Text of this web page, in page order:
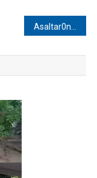
Asaltar0n a motociclista en la carretera federal